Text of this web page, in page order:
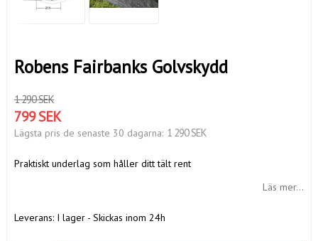
Robens Fairbanks Golvskydd
1 290 SEK
799 SEK
Lägsta pris de senaste 30 dagarna 1 290 SEK
Praktiskt underlag som håller ditt tält rent
Läs mer...
Leverans: I lager - Skickas inom 24h